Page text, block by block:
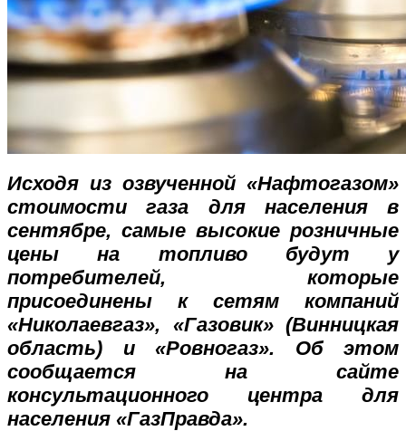
Исходя из озвученной «Нафтогазом»
стоимости газа для населения в
сентябре, самые высокие розничные
цены на топливо будут у
потребителей, которые
присоединены к сетям компаний
«Николаевгаз», «Газовик» (Винницкая
область) и «Ровногаз». Об этом
сообщается на сайте
консультационного центра для
населения «ГазПравда».